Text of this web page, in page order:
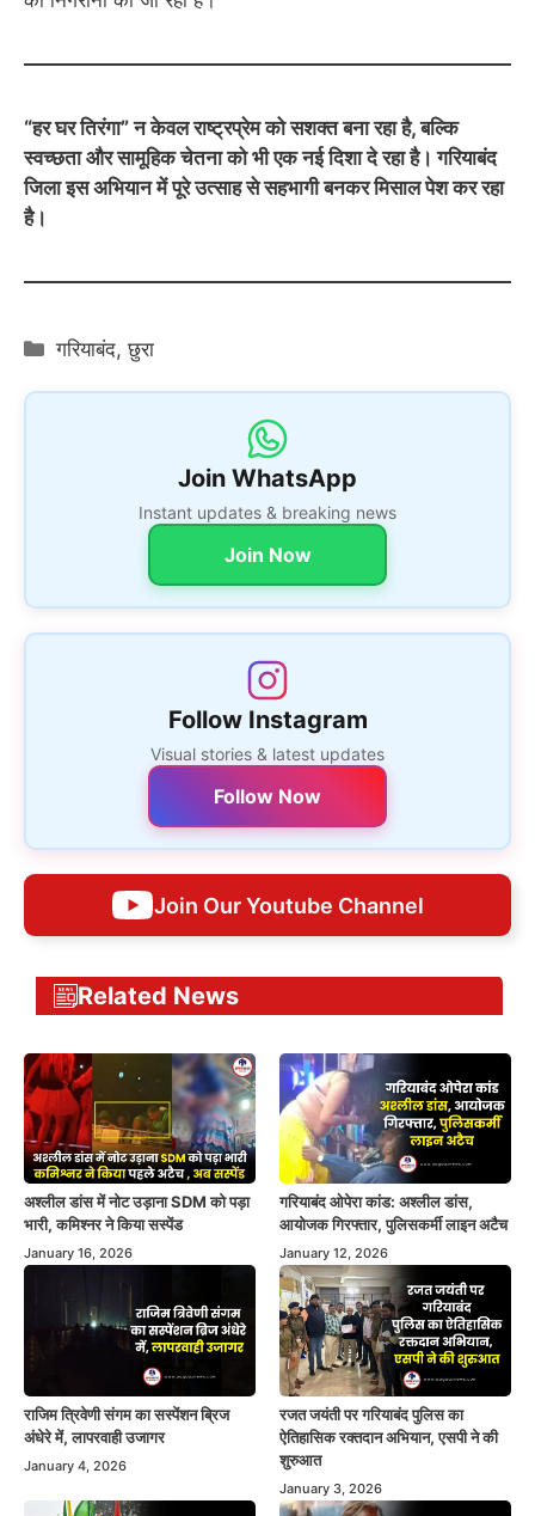
“हर घर तिरंगा” न केवल राष्ट्रप्रेम को सशक्त बना रहा है, बल्कि
स्वच्छता और सामूहिक चेतना को भी एक नई दिशा दे रहा है। गरियाबंद
जिला इस अभियान में पूरे उत्साह से सहभागी बनकर मिसाल पेश कर रहा
है।
Categories
गरियाबंद,छुरा
Join WhatsApp
Instant updates & breaking news
Join Now
Follow Instagram
Visual stories & latest updates
Follow Now
Join Our Youtube Channel
Related News
अश्लील डांस में नोट उड़ाना SDM को पड़ा
भारी, कमिश्नर ने किया सस्पेंड
January 16, 2026
गरियाबंद ओपेरा कांड: अश्लील डांस,
आयोजक गिरफ्तार, पुलिसकर्मी लाइन अटैच
January 12, 2026
राजिम त्रिवेणी संगम का सस्पेंशन ब्रिज
अंधेरे में, लापरवाही उजागर
January 4, 2026
रजत जयंती पर गरियाबंद पुलिस का
ऐतिहासिक रक्तदान अभियान, एसपी ने की
शुरुआत
January 3, 2026